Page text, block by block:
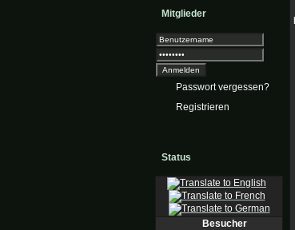
Mitglieder
Passwort vergessen?
Registrieren
Status
Besucher